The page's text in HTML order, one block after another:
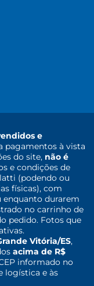
e
pagamentos à vista
do site, não é
e condições de
(podendo ou
físicas), com
enquanto durarem
no carrinho de
pedido. Fotos que
Vitória/ES,
acima de R$
informado no
logística e às